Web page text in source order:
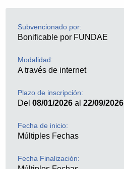
Subvencionado por:
Bonificable por FUNDAE
Modalidad:
A través de internet
Plazo de inscripción:
Del08/01/2026 al22/09/2026
Fecha de inicio:
Múltiples Fechas
Fecha Finalización: